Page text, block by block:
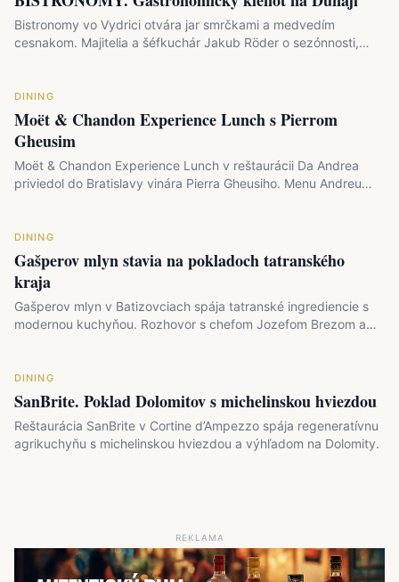
Bistronomy vo Vydrici otvára jar smrčkami a medvedím
cesnakom. Majitelia a šéfkuchár Jakub Röder o sezónnosti,…
DINING
Moët & Chandon Experience Lunch s Pierrom
Gheusim
Moët & Chandon Experience Lunch v reštaurácii Da Andrea
priviedol do Bratislavy vinára Pierra Gheusiho. Menu Andreu
DINING
Gašperov mlyn stavia na pokladoch tatranského
kraja
Gašperov mlyn v Batizovciach spája tatranské ingrediencie s
modernou kuchyňou. Rozhovor s chefom Jozefom Brezom a…
DINING
SanBrite. Poklad Dolomitov s michelinskou hviezdou
Reštaurácia SanBrite v Cortine d’Ampezzo spája regeneratívnu
agrikuchyňu s michelinskou hviezdou a výhľadom na Dolomity.
REKLAMA